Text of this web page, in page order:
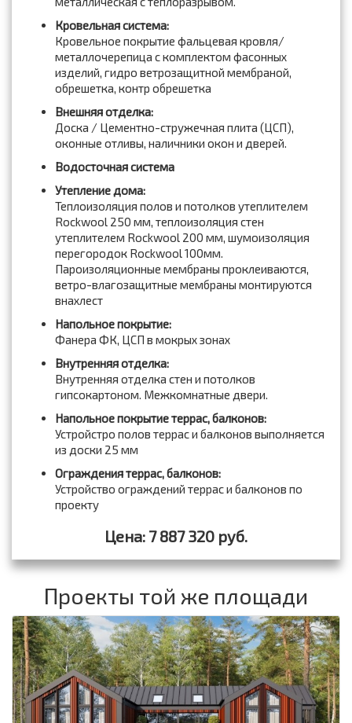
Кровельная система:
Кровельное покрытие фальцевая кровля/
металлочерепица с комплектом фасонных
изделий, гидро ветрозащитной мембраной,
обрешетка, контр обрешетка
Внешняя отделка:
Доска / Цементно-стружечная плита (ЦСП),
оконные отливы, наличники окон и дверей.
Водосточная система
Утепление дома:
Теплоизоляция полов и потолков утеплителем
Rockwool 250 мм, теплоизоляция стен
утеплителем Rockwool 200 мм, шумоизоляция
перегородок Rockwool 100мм.
Пароизоляционные мембраны проклеиваются,
ветро-влагозащитные мембраны монтируются
внахлест
Напольное покрытие:
Фанера ФК, ЦСП в мокрых зонах
Внутренняя отделка:
Внутренняя отделка стен и потолков
гипсокартоном. Межкомнатные двери.
Напольное покрытие террас, балконов:
Устройстро полов террас и балконов выполняется
из доски 25 мм
Ограждения террас, балконов:
Устройство ограждений террас и балконов по
проекту
Цена: 7 887 320 руб.
Проекты той же площади